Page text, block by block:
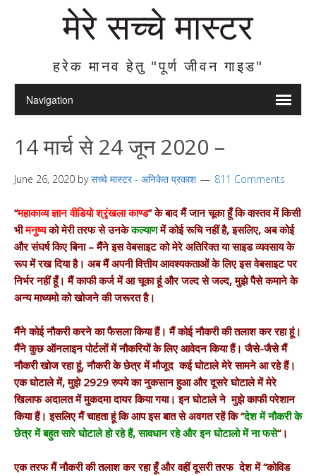
मेरे सच्चे मास्टर
हरेक मानव हेतु "पूर्ण जीवन गाइड"
14 मार्च से 24 जून 2020 –
June 26, 2020 byसच्चे मास्टर - अनिकेत प्रकाश 811 Comments
“महाकाव्य ज्ञान वीडियो श्रृंखला काण्ड” के बाद मैं जान चूका हूँ कि वास्तव में किसी
भीमनुष्यको मेरी तरफ से उनकेकल्याणमें कोई रूचि नहीं है, इसलिए, अब कोई
और संघर्ष किए बिना – मैंने इस वेबसाइट को मेरे अतिरिक्त या साइड व्यवसाय के
रूप में रख दिया है। अब मैं अपनी वित्तीय आवश्यकताओं के लिए इस वेबसाइट पर
निर्भर नहीं हूँ। मैं काफी कर्ज में आ चूका हूं और जल्द से जल्द, मुझे पैसे कमाने के
अन्य माध्यमो को खोजने की जरूरत है।
मैंने कोई नौकरी करने का फैसला किया हैं। मैं कोई नौकरी की तलाश कर रहा हूं।
मैंने कुछ ऑनलाइन पोर्टलों में नौकरियों के लिए आवेदन किया हैं। जैसे-जैसे मैं
नौकरी खोज रहा हूं, नौकरी के छेत्र में मौजूद कई घोटाले मेरे सामने आ रहे हैं।
एक घोटाले में, मुझे 2929 रुपये का नुकसान हुआ और दूसरे घोटाले में मेरे
खिलाफ अदालत में मुकदमा दायर किया गया। इन घोटाले ने मुझे काफी परेशान
किया हैं। इसलिए मैं चाहता हूं कि आप इस बात से अवगत रहें कि “देश में नौकरी के
छेत्र में बहुत सारे घोटाले हो रहे हैं, सावधान रहे और इन घोटालो में ना फसे“।
एक तरफ मैं नौकरी की तलाश कर रहा हूँ और वहीं दूसरी तरफ देश में “कोविड